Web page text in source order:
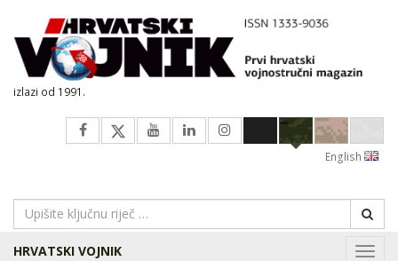
izlazi od 1991.
English
HRVATSKI VOJNIK